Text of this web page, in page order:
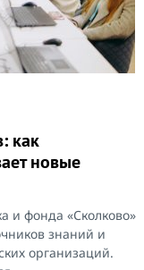
как
новые
и фонда «Сколково»
знаний и
организаций.